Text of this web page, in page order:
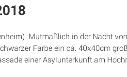
Mutmaßlich in der Nacht
Farbe ein ca. 40x40cm
einer Asylunterkunft am